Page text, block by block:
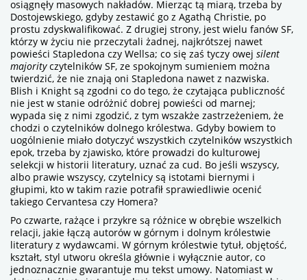
osiągnęły masowych nakładów. Mierząc tą miarą, trzeba by
Dostojewskiego, gdyby zestawić go z Agathą Christie, po
prostu zdyskwalifikować. Z drugiej strony, jest wielu fanów SF,
którzy w życiu nie przeczytali żadnej, najkrótszej nawet
powieści Stapledona czy Wellsa; co się zaś tyczy owej silent
majorityczytelników SF, ze spokojnym sumieniem można
twierdzić, że nie znają oni Stapledona nawet z nazwiska.
Blish i Knight są zgodni co do tego, że czytająca publiczność
nie jest w stanie odróżnić dobrej powieści od marnej;
wypada się z nimi zgodzić, z tym wszakże zastrzeżeniem, że
chodzi o czytelników dolnego królestwa. Gdyby bowiem to
uogólnienie miało dotyczyć wszystkich czytelników wszystkich
epok, trzeba by zjawisko, które prowadzi do kulturowej
selekcji w historii literatury, uznać za cud. Bo jeśli wszyscy,
albo prawie wszyscy, czytelnicy są istotami biernymi i
głupimi, kto w takim razie potrafił sprawiedliwie ocenić
takiego Cervantesa czy Homera?
Po czwarte, rażące i przykre są różnice w obrębie wszelkich
relacji, jakie łączą autorów w górnym i dolnym królestwie
literatury z wydawcami. W górnym królestwie tytuł, objętość,
kształt, styl utworu określa głównie i wyłącznie autor, co
jednoznacznie gwarantuje mu tekst umowy. Natomiast w